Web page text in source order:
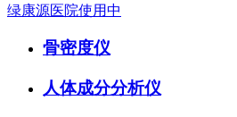
绿康源医院使用中
骨密度仪
人体成分分析仪